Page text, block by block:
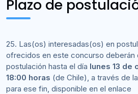
Plazo de
25. Las(os) interesadas(os) en
ofrecidos en este concurso deberán
postulación hasta el día lunes 13 de
18:00 horas (de Chile), a través de
para ese fin, disponible en el enlace